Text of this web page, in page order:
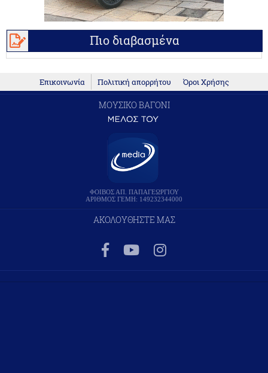
Πιο διαβασμένα
Επικοινωνία Πολιτική απορρήτου Όροι Χρήσης
ΜΟΥΣΙΚΟ ΒΑΓΟΝΙ
ΦΟΙΒΟΣ ΑΠ. ΠΑΠΑΓΕΩΡΓΙΟΥ
ΑΡΙΘΜΟΣ ΓΕΜΗ: 149232344000
ΑΚΟΛΟΥΘΗΣΤΕ ΜΑΣ